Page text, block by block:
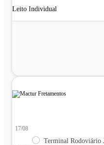
Leito Individual
17/08
Terminal Rodoviário